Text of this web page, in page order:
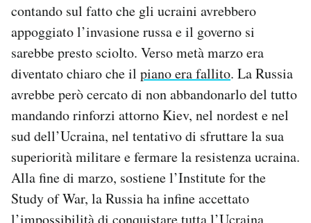
contando sul fatto che gli ucraini avrebbero
appoggiato l’invasione russa e il governo si
sarebbe presto sciolto. Verso metà marzo era
diventato chiaro che il piano era fallito. La Russia
avrebbe però cercato di non abbandonarlo del tutto
mandando rinforzi attorno Kiev, nel nordest e nel
sud dell’Ucraina, nel tentativo di sfruttare la sua
superiorità militare e fermare la resistenza ucraina.
Alla fine di marzo, sostiene l’Institute for the
Study of War, la Russia ha infine accettato
l’impossibilità di conquistare tutta l’Ucraina